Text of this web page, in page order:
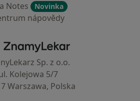
Notes
Novinka
nápovědy
ZnamyLekar - Hlavní stránka
Sp. z o.o.
Kolejowa 5/7
Warszawa, Polska